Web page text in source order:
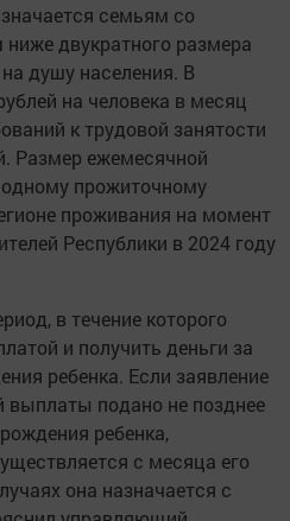
семьям со
двукратного размера
душу населения. В
на человека в месяц
к трудовой занятости
Размер ежемесячной
прожиточному
проживания на момент
Республики в 2024 году
в течение которого
и получить деньги за
ребенка. Если заявление
выплаты подано не позднее
ребенка,
с месяца его
она назначается с